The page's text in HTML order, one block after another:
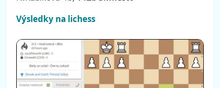
Výsledky na lichess